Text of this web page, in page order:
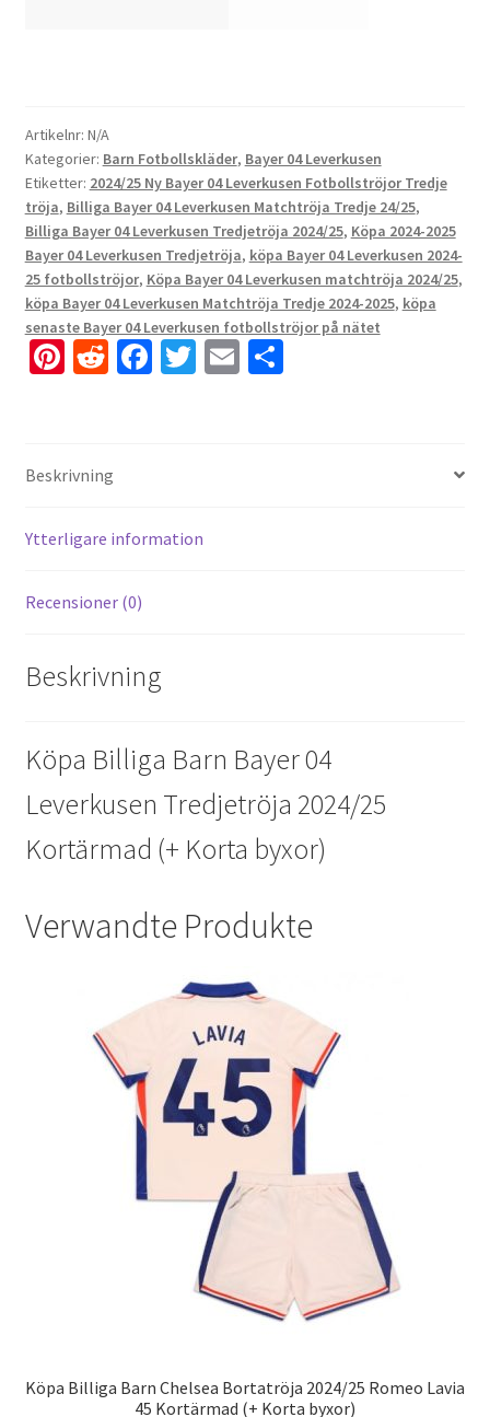
Artikelnr: N/A
Kategorier: Barn Fotbollskläder, Bayer 04 Leverkusen
Etiketter: 2024/25 Ny Bayer 04 Leverkusen Fotbollströjor Tredje
tröja, Billiga Bayer 04 Leverkusen Matchtröja Tredje 24/25,
Billiga Bayer 04 Leverkusen Tredjetröja 2024/25, Köpa 2024-2025
Bayer 04 Leverkusen Tredjetröja, köpa Bayer 04 Leverkusen 2024-
25 fotbollströjor, Köpa Bayer 04 Leverkusen matchtröja 2024/25,
köpa Bayer 04 Leverkusen Matchtröja Tredje 2024-2025, köpa
senaste Bayer 04 Leverkusen fotbollströjor på nätet
Pi
es
t
R
di
t
Fa
k
T E D
Beskrivning
Ytterligare information
Recensioner (0)
Beskrivning
Köpa Billiga Barn Bayer 04
Leverkusen Tredjetröja 2024/25
Kortärmad (+ Korta byxor)
Verwandte Produkte
Köpa Billiga Barn Chelsea Bortatröja 2024/25 Romeo Lavia
45 Kortärmad (+ Korta byxor)